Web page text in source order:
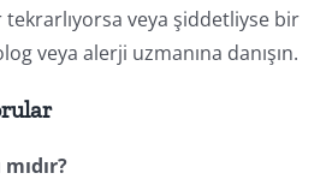
veya şiddetliyse bir
veya alerji uzmanına danışın.